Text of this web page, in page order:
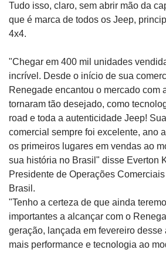
Tudo isso, claro, sem abrir mão da
que é marca de todos os Jeep,
4x4.
"Chegar em 400 mil unidades
incrível. Desde o início de sua
Renegade encantou o mercado com
tornaram tão desejado, como
road e toda a autenticidade Jeep!
comercial sempre foi excelente, ano
os primeiros lugares em vendas ao
sua história no Brasil" disse Everton
Presidente de Operações
Brasil.
"Tenho a certeza de que ainda
importantes a alcançar com o
geração, lançada em fevereiro desse
mais performance e tecnologia ao